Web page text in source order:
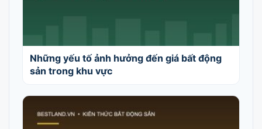
Những yếu tố ảnh hưởng đến giá bất động
sản trong khu vực